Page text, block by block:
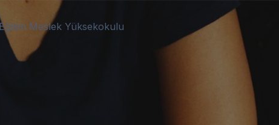
Meslek Yüksekokulu